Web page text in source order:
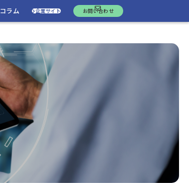
企業サイト
コラム お問い合わせ